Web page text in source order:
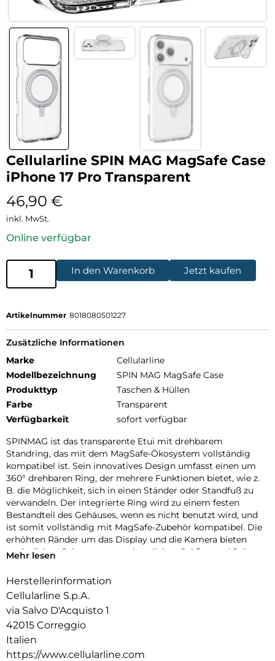
Cellularline SPIN MAG MagSafe Case
iPhone 17 Pro Transparent
46,90 €
inkl. MwSt.
Online verfügbar
In den Warenkorb Jetzt kaufen
Artikelnummer 8018080501227
Zusätzliche Informationen
Marke
Cellularline
Modellbezeichnung
SPIN MAG MagSafe Case
Produkttyp
Taschen & Hüllen
Farbe
Transparent
Verfügbarkeit
sofort verfügbar
SPINMAG ist das transparente Etui mit drehbarem
Standring, das mit dem MagSafe-Ökosystem vollständig
kompatibel ist. Sein innovatives Design umfasst einen um
360° drehbaren Ring, der mehrere Funktionen bietet, wie z.
B. die Möglichkeit, sich in einen Ständer oder Standfuß zu
verwandeln. Der integrierte Ring wird zu einem festen
Bestandteil des Gehäuses, wenn es nicht benutzt wird, und
ist somit vollständig mit MagSafe-Zubehör kompatibel. Die
erhöhten Ränder um das Display und die Kamera bieten
zusätzlichen Schutz vor versehentlichen Stößen und Stürzen.
Mehr lesen
Herstellerinformation
Cellularline S.p.A.
via Salvo D'Acquisto 1
42015 Correggio
Italien
https://www.cellularline.com